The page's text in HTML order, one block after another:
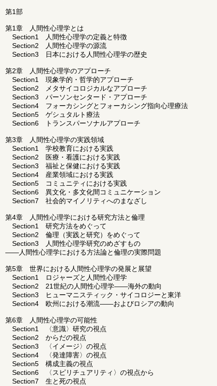
第1部
第1章 人間性心理学とは
Section1 人間性心理学の定義と特徴
Section2 人間性心理学の源流
Section3 日本における人間性心理学の歴史
第2章 人間性心理学のアプローチ
Section1 現象学的・哲学的アプローチ
Section2 メタサイコロジカルなアプローチ
Section3 パーソンセンタード・アプローチ
Section4 フォーカシングとフォーカシング指向心理療法
Section5 ゲシュタルト療法
Section6 トランスパーソナルアプローチ
第3章 人間性心理学の実践領域
Section1 学校教育における実践
Section2 医療・看護における実践
Section3 福祉と保健における実践
Section4 産業領域における実践
Section5 コミュニティにおける実践
Section6 異文化・多文化間コミュニケーション
Section7 社会的マイノリティへのまなざし
第4章 人間性心理学における研究方法と倫理
Section1 研究方法をめぐって
Section2 倫理（実践と研究）をめぐって
Section3 人間性心理学研究のめざすもの
――人間性心理学における方法論と倫理の実際問題
第5章 世界における人間性心理学の発展と展望
Section1 ロジャーズと人間性心理学
Section2 21世紀の人間性心理学――海外の動向
Section3 ヒューマニスティック・サイコロジーと東洋
Section4 欧州における潮流――およびロシアの動向
第6章 人間性心理学の可能性
Section1 〈意識〉研究の視点
Section2 からだの視点
Section3 〈イメージ〉の視点
Section4 〈発達障害〉の視点
Section5 構成主義の視点
Section6 〈スピリチュアリティ〉の視点から
Section7 生と死の視点